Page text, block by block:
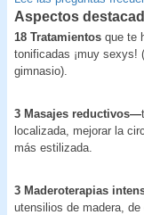
Aspectos
18 Tratamientos que te
tonificadas ¡muy sexys!
gimnasio).
3 Masajes reductivos—
localizada, mejorar la
más estilizada.
3 Maderoterapias
utensilios de madera,